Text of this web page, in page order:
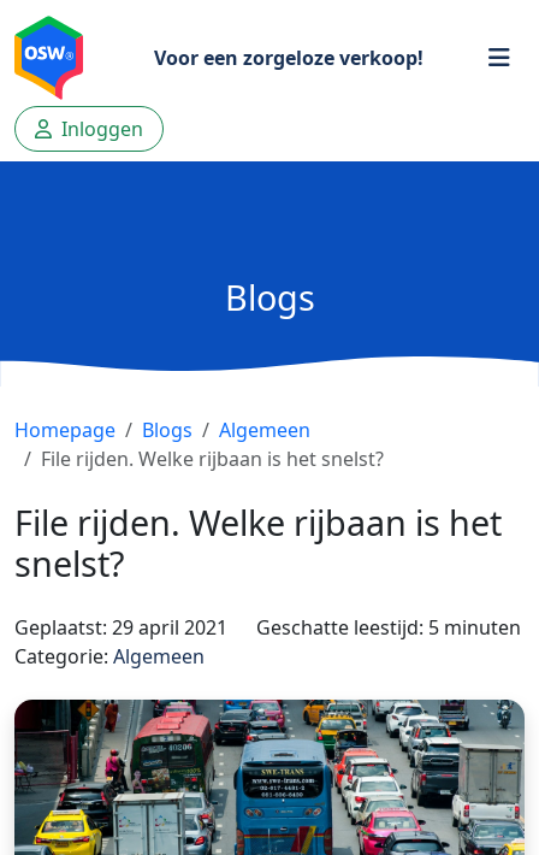
Voor een zorgeloze verkoop!
Inloggen
Blogs
Homepage Blogs
Algemeen
File rijden. Welke rijbaan is het snelst?
File rijden. Welke rijbaan is het
snelst?
Geplaatst: 29 april 2021
Geschatte leestijd: 5 minuten
Categorie: Algemeen